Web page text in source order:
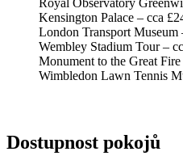
Royal Observatory
Kensington Palace – cca
London Transport Museum
Wembley Stadium Tour –
Monument to the Great
Wimbledon Lawn Tennis
Dostupnost pokojů